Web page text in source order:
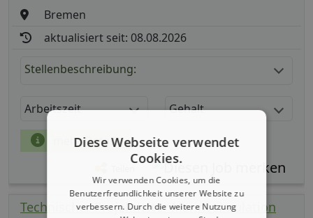
Bremen
aktualisiert seit: 08.08.2026
Stellenbeschreibung:
Arbeitszeit Gehalt
mehr Details
Technischer Projektleiter Marinesimulation
Diese Webseite verwendet
Cookies.
Wir verwenden Cookies, um die
Benutzerfreundlichkeit unserer Website zu
verbessern. Durch die weitere Nutzung